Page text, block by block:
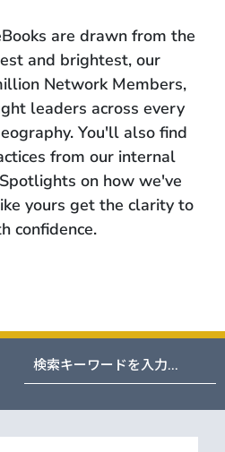
are drawn from the
and brightest, our
Network Members,
leaders across every
You'll also find
from our internal
on how we've
yours get the clarity to
confidence.